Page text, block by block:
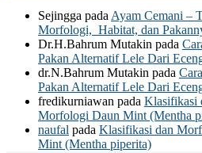
Sejingga pada Ayam Cemani –
Morfologi, Habitat, dan
Dr.H.Bahrum Mutakin pada
Pakan Alternatif Lele Dari
dr.N.Bahrum Mutakin pada
Pakan Alternatif Lele Dari
fredikurniawan pada Klasifikasi
Morfologi Daun Mint (Mentha
naufal pada Klasifikasi dan
Mint (Mentha piperita)